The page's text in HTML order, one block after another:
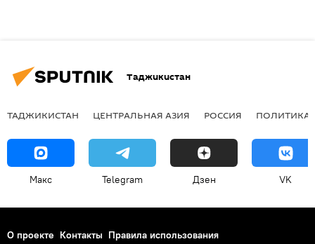
Таджикистан
ТАДЖИКИСТАН ЦЕНТРАЛЬНАЯ АЗИЯ РОССИЯ ПОЛИТИКА
Макс Telegram Дзен VK
О проекте Контакты Правила использования